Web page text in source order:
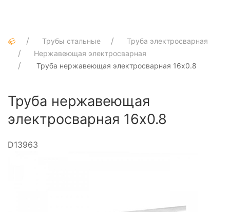
Трубы стальные
Труба электросварная
Нержавеющая электросварная
Труба нержавеющая электросварная 16х0.8
Труба нержавеющая
электросварная 16х0.8
D13963